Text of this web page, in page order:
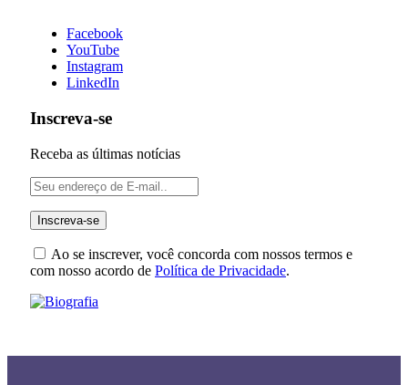
Facebook
YouTube
Instagram
LinkedIn
Inscreva-se
Receba as últimas notícias
Ao se inscrever, você concorda com nossos termos e
com nosso acordo de Política de Privacidade.